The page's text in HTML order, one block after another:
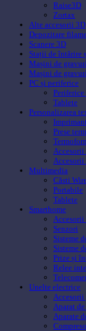
Raise3D
Zortax
Alte accesorii 3D
Depozitare
Scanere 3D
Stații de întărire
Mașini de
Mașini de
PC și periferice
Periferice
Tablete
Personalizarea
Prese
Accesorii
Multimedia
Căsti
Portabile
Tablete
Smarthome
Accesorii
Senzori
Sisteme
Sisteme
Prize și
Relee
Unelte electrice
Accesorii
Aparat
Aparate